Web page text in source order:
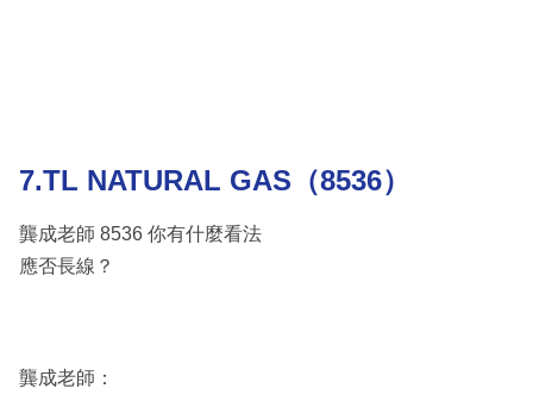
7.TL NATURAL GAS（8536）
龔成老師 8536 你有什麼看法
應否長線？
龔成老師：